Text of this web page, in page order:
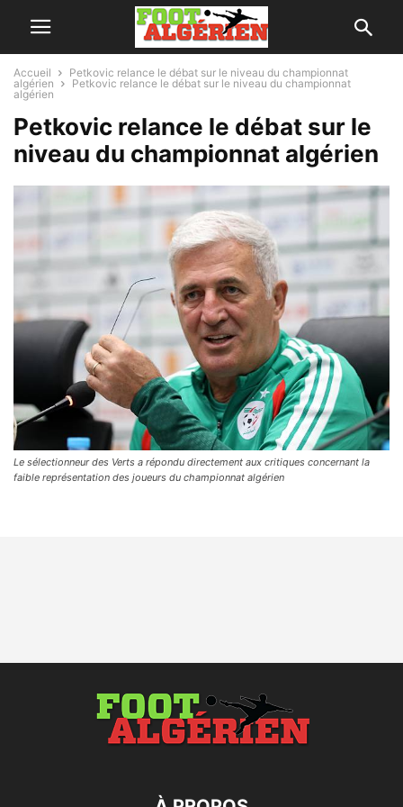
Accueil
Petkovic relance le débat sur le niveau du championnat
algérien
Petkovic relance le débat sur le niveau du championnat
algérien
Petkovic relance le débat sur le
niveau du championnat algérien
Le sélectionneur des Verts a répondu directement aux critiques concernant la
faible représentation des joueurs du championnat algérien